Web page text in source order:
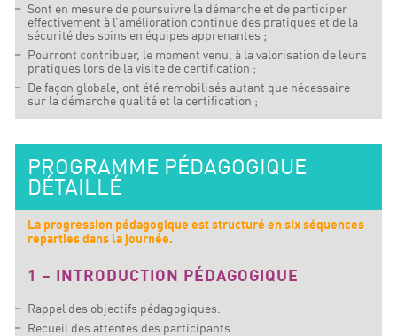
Sont en mesure de poursuivre la démarche et de participer
effectivement à l’amélioration continue des pratiques et de la
sécurité des soins en équipes apprenantes ;
Pourront contribuer, le moment venu, à la valorisation de leurs
pratiques lors de la visite de certification ;
De façon globale, ont été remobilisés autant que nécessaire
sur la démarche qualité et la certification ;
PROGRAMME PÉDAGOGIQUE
DÉTAILLÉ
La progression pédagogique est structuré en six séquences
reparties dans la journée.
1 – INTRODUCTION PÉDAGOGIQUE
Rappel des objectifs pédagogiques.
Recueil des attentes des participants.